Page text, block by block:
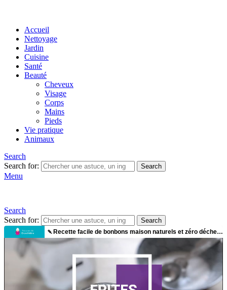
Accueil
Nettoyage
Jardin
Cuisine
Santé
Beauté
Cheveux
Visage
Corps
Mains
Pieds
Vie pratique
Animaux
Search
Search for:
Search
Menu
Search
Search for:
Search